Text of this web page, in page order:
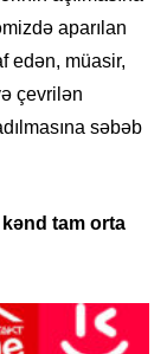
aparılan
edən, müasir,
çevrilən
səbəb
tam orta